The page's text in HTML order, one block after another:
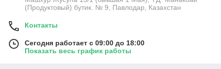
(Продуктовый) бутик. № 9, Павлодар, Казахстан
Контакты
Сегодня работает с 09:00 до 18:00
Показать весь график работы